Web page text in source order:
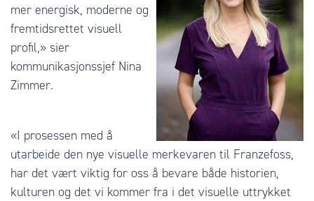
mer energisk, moderne og
fremtidsrettet visuell
profil,» sier
kommunikasjonssjef Nina
Zimmer.
«I prosessen med å
utarbeide den nye visuelle merkevaren til Franzefoss,
har det vært viktig for oss å bevare både historien,
kulturen og det vi kommer fra i det visuelle uttrykket